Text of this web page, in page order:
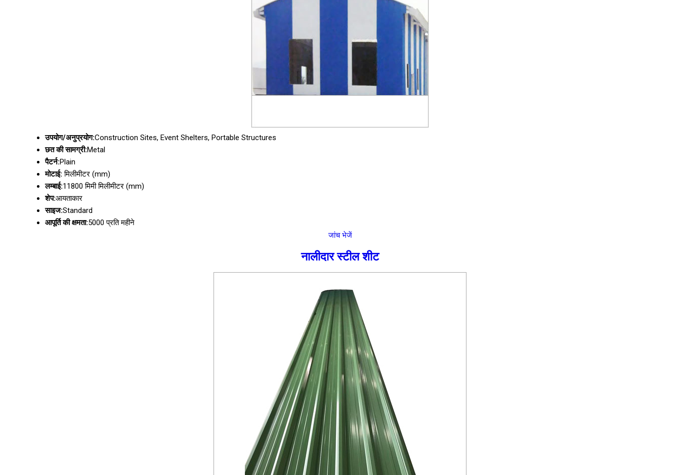
उपयोग/अनुप्रयोग:Construction Sites, Event Shelters, Portable Structures
छत की सामग्री:Metal
पैटर्न:Plain
मोटाई: मिलीमीटर (mm)
लम्बाई:11800 मिमी मिलीमीटर (mm)
शेप:आयताकार
साइज:Standard
आपूर्ति की क्षमता:5000 प्रति महीने
जांच भेजें
नालीदार स्टील शीट